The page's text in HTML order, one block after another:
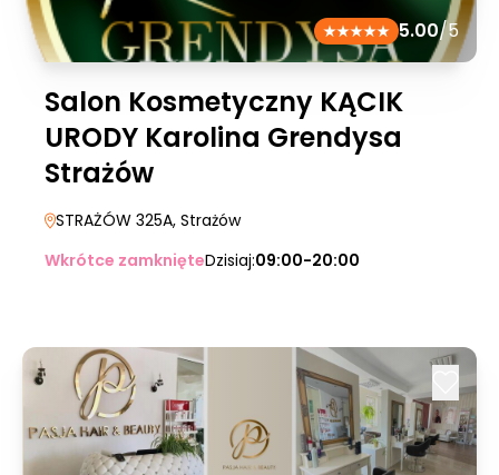
5.00/5
Salon Kosmetyczny KĄCIK
URODY Karolina Grendysa
Strażów
STRAŻÓW 325A, Strażów
Wkrótce zamknięteDzisiaj:09:00-20:00